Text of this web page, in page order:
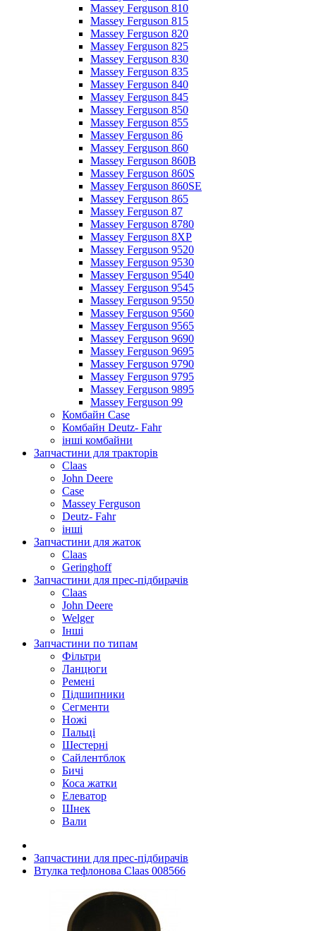
Massey Ferguson 810
Massey Ferguson 815
Massey Ferguson 820
Massey Ferguson 825
Massey Ferguson 830
Massey Ferguson 835
Massey Ferguson 840
Massey Ferguson 845
Massey Ferguson 850
Massey Ferguson 855
Massey Ferguson 86
Massey Ferguson 860
Massey Ferguson 860B
Massey Ferguson 860S
Massey Ferguson 860SE
Massey Ferguson 865
Massey Ferguson 87
Massey Ferguson 8780
Massey Ferguson 8XP
Massey Ferguson 9520
Massey Ferguson 9530
Massey Ferguson 9540
Massey Ferguson 9545
Massey Ferguson 9550
Massey Ferguson 9560
Massey Ferguson 9565
Massey Ferguson 9690
Massey Ferguson 9695
Massey Ferguson 9790
Massey Ferguson 9795
Massey Ferguson 9895
Massey Ferguson 99
Комбайн Case
Комбайн Deutz- Fahr
інші комбайни
Запчастини для тракторів
Claas
John Deere
Case
Massey Ferguson
Deutz- Fahr
інші
Запчастини для жаток
Claas
Geringhoff
Запчастини для прес-підбирачів
Claas
John Deere
Welger
Інші
Запчастини по типам
Фільтри
Ланцюги
Ремені
Підшипники
Сегменти
Ножі
Пальці
Шестерні
Сайлентблок
Бичі
Коса жатки
Елеватор
Шнек
Вали
Запчастини для прес-підбирачів
Втулка тефлонова Claas 008566